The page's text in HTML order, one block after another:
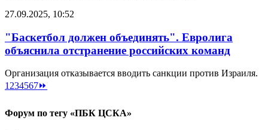
27.09.2025, 10:52
"Баскетбол должен объединять". Евролига
объяснила отстранение российских команд
Организация отказывается вводить санкции против Израиля.
1 234567⏩
Форум по тегу «ПБК ЦСКА»